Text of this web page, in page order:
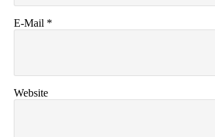
E-Mail *
Website